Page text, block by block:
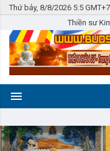
Thứ bảy, 8/8/2026 5:5 GMT+7
Thiền sư